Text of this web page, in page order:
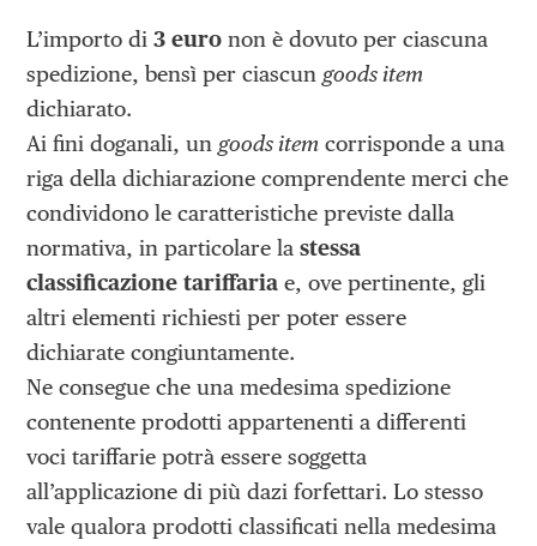
L’importo di3 euro non è dovuto per ciascuna
spedizione, bensì per ciascun goods item
dichiarato.
Ai fini doganali, un goods item corrisponde a una
riga della dichiarazione comprendente merci che
condividono le caratteristiche previste dalla
normativa, in particolare lastessa
classificazione tariffaria e, ove pertinente, gli
altri elementi richiesti per poter essere
dichiarate congiuntamente.
Ne consegue che una medesima spedizione
contenente prodotti appartenenti a differenti
voci tariffarie potrà essere soggetta
all’applicazione di più dazi forfettari. Lo stesso
vale qualora prodotti classificati nella medesima